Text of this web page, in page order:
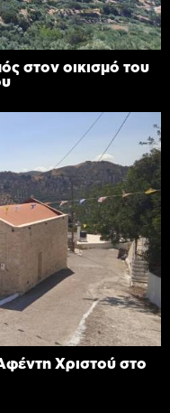
στον οικισμό του
Χριστού στο